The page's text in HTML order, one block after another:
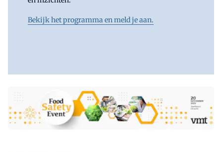
Bekijk het programma en meld je aan.